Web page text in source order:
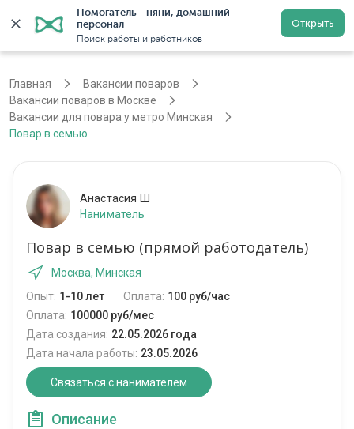
Помогатель - няни, домашний
персонал
Поиск работы и работников
Открыть
Регистрация
Главная
Вакансии поваров
Вакансии поваров в Москве
Вакансии для повара у метро Минская
Повар в семью
Анастасия Ш
Наниматель
Повар в семью (прямой работодатель)
Москва, Минская
Опыт: 1-10 лет Оплата: 100 руб/час
Оплата: 100000 руб/мес
Дата создания: 22.05.2026 года
Дата начала работы: 23.05.2026
Связаться с нанимателем
Описание